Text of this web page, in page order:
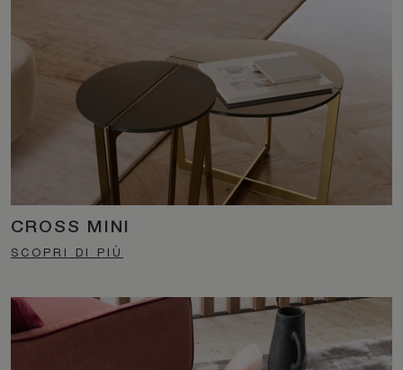
CROSS MINI
SCOPRI DI PIÙ